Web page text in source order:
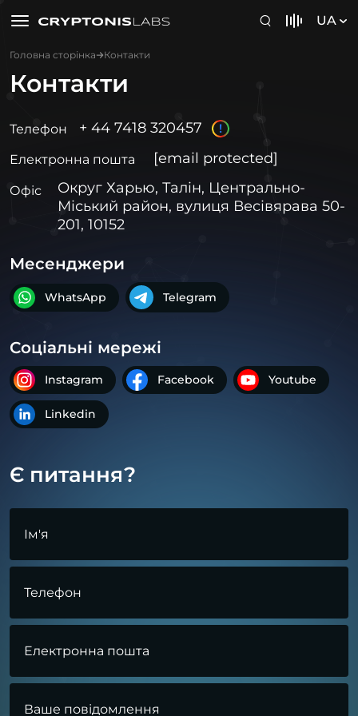
UA
Головна сторінка Контакти
Контакти
Телефон + 44 7418 320457 !
Електронна пошта [email protected]
Офіс
Округ Харью, Талін, Центрально-
Міський район, вулиця Весівярава 50-
201, 10152
Месенджери
WhatsApp Telegram
Соціальні мережі
Instagram Facebook Youtube
Linkedin
Є питання?
Ім'я
Телефон
Електронна пошта
Ваше повідомлення